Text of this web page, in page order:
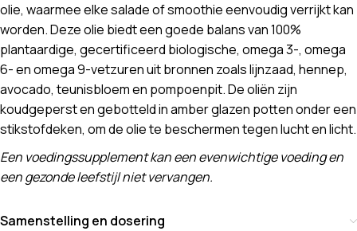
olie, waarmee elke salade of smoothie eenvoudig verrijkt kan
worden. Deze olie biedt een goede balans van 100%
plantaardige, gecertificeerd biologische, omega 3-, omega
6- en omega 9-vetzuren uit bronnen zoals lijnzaad, hennep,
avocado, teunisbloem en pompoenpit. De oliën zijn
koudgeperst en gebotteld in amber glazen potten onder een
stikstofdeken, om de olie te beschermen tegen lucht en licht.
Een voedingssupplement kan een evenwichtige voeding en
een gezonde leefstijl niet vervangen.
Samenstelling en dosering